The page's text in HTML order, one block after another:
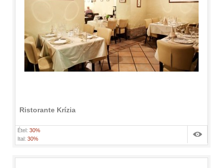
Ristorante Krízia
Étel: 30%
Ital: 30%